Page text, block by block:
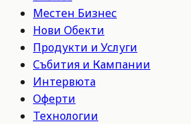
Местен Бизнес
Нови Обекти
Продукти и Услуги
Събития и Кампании
Интервюта
Оферти
Технологии